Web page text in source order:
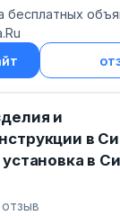
бесплатных
и
в
в
отзыв